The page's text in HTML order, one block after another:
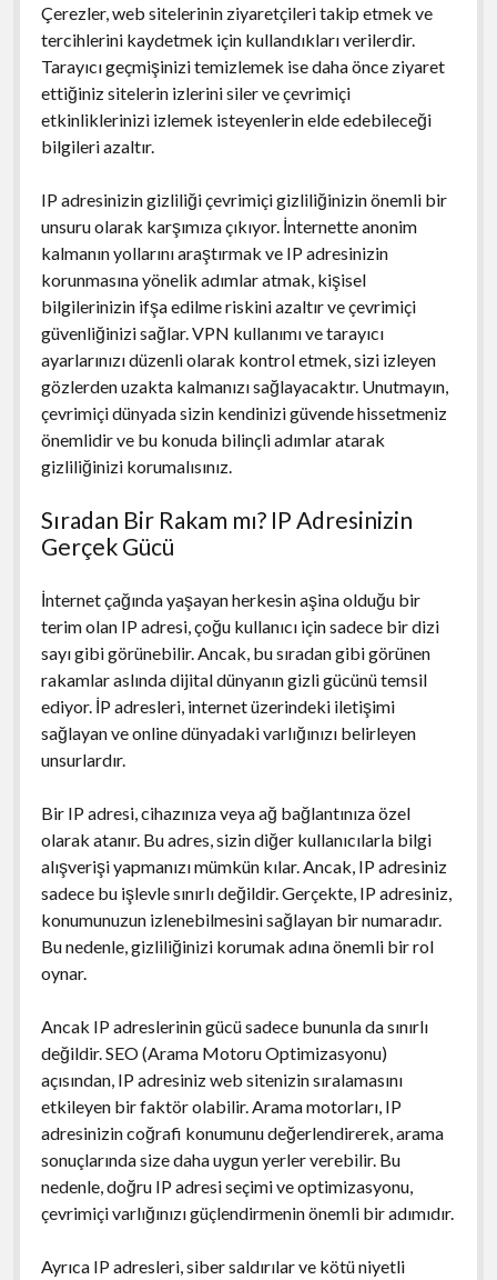
Çerezler, web sitelerinin ziyaretçileri takip etmek ve
tercihlerini kaydetmek için kullandıkları verilerdir.
Tarayıcı geçmişinizi temizlemek ise daha önce ziyaret
ettiğiniz sitelerin izlerini siler ve çevrimiçi
etkinliklerinizi izlemek isteyenlerin elde edebileceği
bilgileri azaltır.
IP adresinizin gizliliği çevrimiçi gizliliğinizin önemli bir
unsuru olarak karşımıza çıkıyor. İnternette anonim
kalmanın yollarını araştırmak ve IP adresinizin
korunmasına yönelik adımlar atmak, kişisel
bilgilerinizin ifşa edilme riskini azaltır ve çevrimiçi
güvenliğinizi sağlar. VPN kullanımı ve tarayıcı
ayarlarınızı düzenli olarak kontrol etmek, sizi izleyen
gözlerden uzakta kalmanızı sağlayacaktır. Unutmayın,
çevrimiçi dünyada sizin kendinizi güvende hissetmeniz
önemlidir ve bu konuda bilinçli adımlar atarak
gizliliğinizi korumalısınız.
Sıradan Bir Rakam mı? IP Adresinizin
Gerçek Gücü
İnternet çağında yaşayan herkesin aşina olduğu bir
terim olan IP adresi, çoğu kullanıcı için sadece bir dizi
sayı gibi görünebilir. Ancak, bu sıradan gibi görünen
rakamlar aslında dijital dünyanın gizli gücünü temsil
ediyor. İP adresleri, internet üzerindeki iletişimi
sağlayan ve online dünyadaki varlığınızı belirleyen
unsurlardır.
Bir IP adresi, cihazınıza veya ağ bağlantınıza özel
olarak atanır. Bu adres, sizin diğer kullanıcılarla bilgi
alışverişi yapmanızı mümkün kılar. Ancak, IP adresiniz
sadece bu işlevle sınırlı değildir. Gerçekte, IP adresiniz,
konumunuzun izlenebilmesini sağlayan bir numaradır.
Bu nedenle, gizliliğinizi korumak adına önemli bir rol
oynar.
Ancak IP adreslerinin gücü sadece bununla da sınırlı
değildir. SEO (Arama Motoru Optimizasyonu)
açısından, IP adresiniz web sitenizin sıralamasını
etkileyen bir faktör olabilir. Arama motorları, IP
adresinizin coğrafi konumunu değerlendirerek, arama
sonuçlarında size daha uygun yerler verebilir. Bu
nedenle, doğru IP adresi seçimi ve optimizasyonu,
çevrimiçi varlığınızı güçlendirmenin önemli bir adımıdır.
Ayrıca IP adresleri, siber saldırılar ve kötü niyetli